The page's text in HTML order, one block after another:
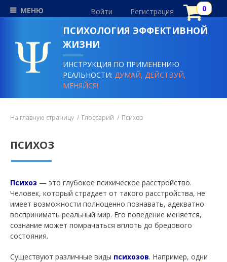
МЕНЮ Войти Регистрация
ПСИХОЛОГИЯ ЭФФЕКТИВНОЙ
ЖИЗНИ
ИНСТРУКЦИЯ ПО ПРИМЕНЕНИЮ
РЕАЛЬНОСТИ:ДУМАЙ, ДЕЙСТВУЙ,
МЕНЯЙСЯ!
На главную страницу Глоссарий Психоз
ПСИХОЗ
Психоз — это глубокое психическое расстройство.
Человек, который страдает от такого расстройства, не
имеет возможности полноценно познавать, адекватно
воспринимать реальный мир. Его поведение меняется,
сознание может помрачаться вплоть до бредового
состояния.
Существуют различные виды психозов. Например, одни